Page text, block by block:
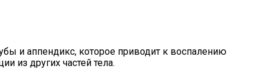
и аппендикс, которое приводит к воспалению
из других частей тела.